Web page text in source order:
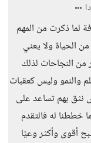
لما ذكرت من المهم
الحياة ولا يعني
من النجاحات لذلك
والنمو وليس كعقبات
نثق بهم تساعد على
خططنا له فالتقدم
أقوى وأكثر وعيًا